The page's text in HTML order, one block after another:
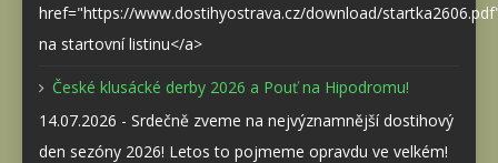
href="https://www.dostihyostrava.cz/download/
na startovní listinu</a>
České klusácké derby 2026 a Pouť na Hipodromu!
14.07.2026 - Srdečně zveme na nejvýznamnější dostihový
den sezóny 2026! Letos to pojmeme opravdu ve velkém!